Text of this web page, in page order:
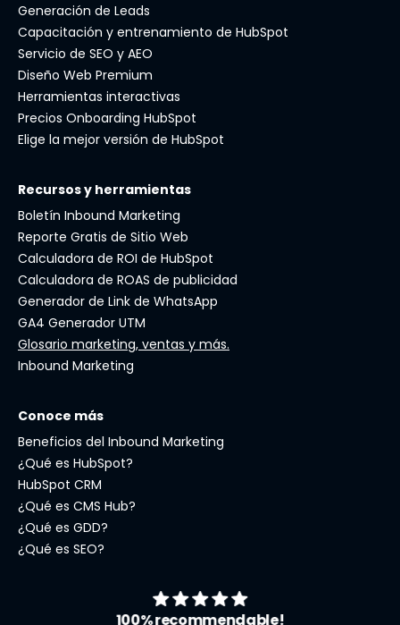
Generación de Leads
Capacitación y entrenamiento de HubSpot
Servicio de SEO y AEO
Diseño Web Premium
Herramientas interactivas
Precios Onboarding HubSpot
Elige la mejor versión de HubSpot
Recursos y herramientas
Boletín Inbound Marketing
Reporte Gratis de Sitio Web
Calculadora de ROI de HubSpot
Calculadora de ROAS de publicidad
Generador de Link de WhatsApp
GA4 Generador UTM
Glosario marketing, ventas y más.
Inbound Marketing
Conoce más
Beneficios del Inbound Marketing
¿Qué es HubSpot?
HubSpot CRM
¿Qué es CMS Hub?
¿Qué es GDD?
¿Qué es SEO?
100% recommendable!